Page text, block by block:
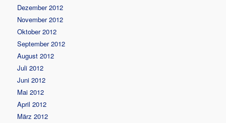
Dezember 2012
November 2012
Oktober 2012
September 2012
August 2012
Juli 2012
Juni 2012
Mai 2012
April 2012
März 2012